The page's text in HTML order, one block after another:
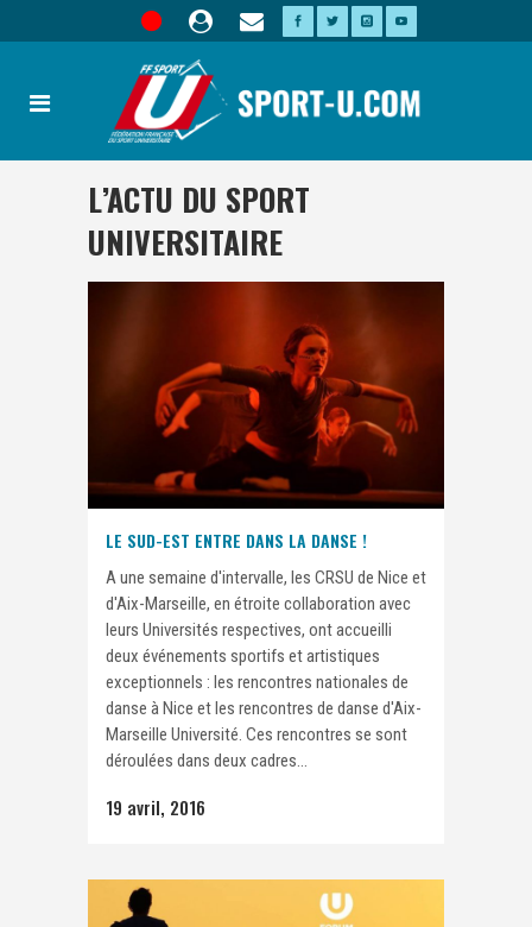
L’ACTU DU SPORT
UNIVERSITAIRE
LE SUD-EST ENTRE DANS LA DANSE !
A une semaine d'intervalle, les CRSU de Nice et
d'Aix-Marseille, en étroite collaboration avec
leurs Universités respectives, ont accueilli
deux événements sportifs et artistiques
exceptionnels : les rencontres nationales de
danse à Nice et les rencontres de danse d'Aix-
Marseille Université. Ces rencontres se sont
déroulées dans deux cadres...
19 avril, 2016